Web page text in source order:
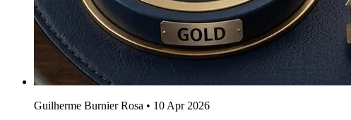
Guilherme Burnier Rosa • 10 Apr 2026